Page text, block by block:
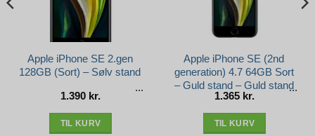
Apple iPhone SE 2.gen
128GB (Sort) – Sølv stand
1.390 kr.
TIL KURV
Apple iPhone SE (2nd
generation) 4.7 64GB Sort
– Guld stand – Guld stand
1.365 kr.
TIL KURV